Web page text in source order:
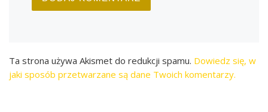
Ta strona używa Akismet do redukcji spamu. Dowiedz się, w
jaki sposób przetwarzane są dane Twoich komentarzy.